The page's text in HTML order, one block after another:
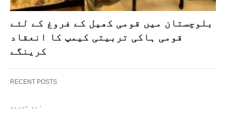
بلوچستان میں قومی کھیل کے فروغ کے لئے
قومی ہاکی تربیتی کیمپ کا انعقاد
کرینگے
RECENT POSTS
اہم خبریں